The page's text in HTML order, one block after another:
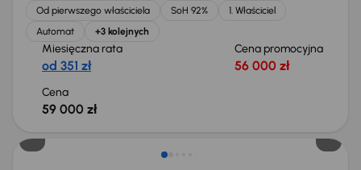
Od pierwszego właściciela SoH 92%
1. Właściciel
Automat
+3 kolejnych
Miesięczna rata
od 351 zł
Cena promocyjna
56 000 zł
Cena
59 000 zł